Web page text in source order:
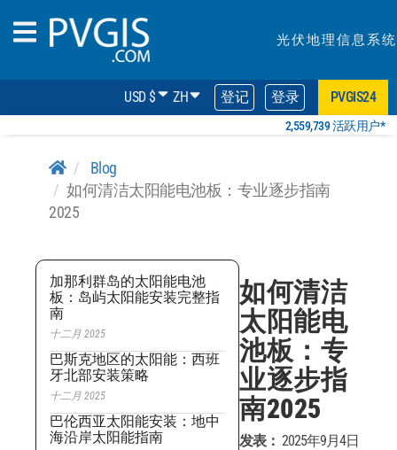
光伏地理信息系统
USD $ ZH 登记 登录 PVGIS24
2,559,739 活跃用户*
Blog
如何清洁太阳能电池板：专业逐步指南
2025
加那利群岛的太阳能电池
板：岛屿太阳能安装完整指
南
十二月 2025
巴斯克地区的太阳能：西班
牙北部安装策略
十二月 2025
巴伦西亚太阳能安装：地中
海沿岸太阳能指南
如何清洁
太阳能电
池板：专
业逐步指
南2025
发表： 2025年9月4日